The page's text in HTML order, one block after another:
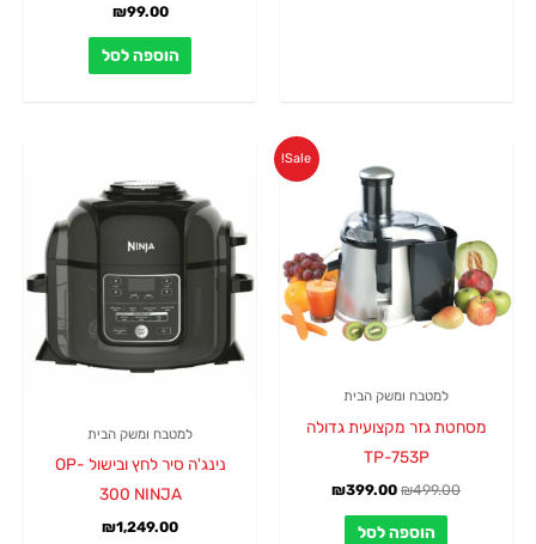
₪99.00
הוספה לסל
Sale!
למטבח ומשק הבית
מסחטת גזר מקצועית גדולה
TP-753P
₪499.00
המקורי
היה:
₪499.00.
₪399.00
המחיר
הנוכחי
הוספה לסל
למטבח ומשק הבית
נינג'ה סיר לחץ ובישול OP-
300 NINJA
₪1,249.00